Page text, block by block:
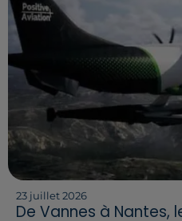
23 juillet 2026
De Vannes à